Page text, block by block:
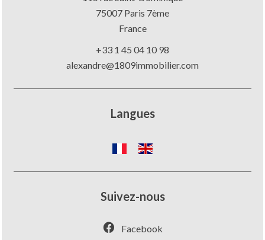
75007 Paris 7ème
France
+33 1 45 04 10 98
alexandre@1809immobilier.com
Langues
Suivez-nous
Facebook